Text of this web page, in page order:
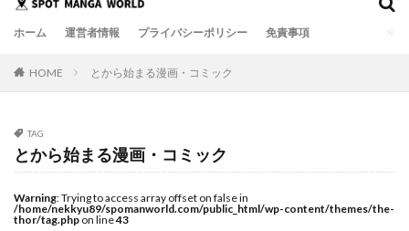
ホーム 運営者情報 プライバシーポリシー 免責事項
HOME とから始まる漫画・コミック
TAG
とから始まる漫画・コミック
Warning: Trying to access array offset on false in
/home/nekkyu89/spomanworld.com/public_html/wp-content/themes/the-
thor/tag.php on line43